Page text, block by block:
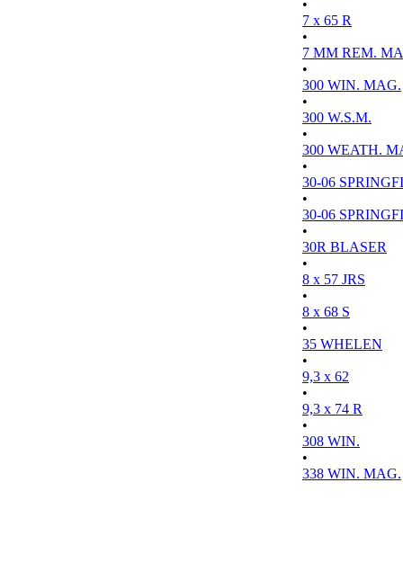
•
7 x 65 R
•
7 MM REM.
•
300 WIN. MAG.
•
300 W.S.M.
•
300 WEATH.
•
30-06
•
30-06
•
30R BLASER
•
8 x 57 JRS
•
8 x 68 S
•
35 WHELEN
•
9,3 x 62
•
9,3 x 74 R
•
308 WIN.
•
338 WIN. MAG.